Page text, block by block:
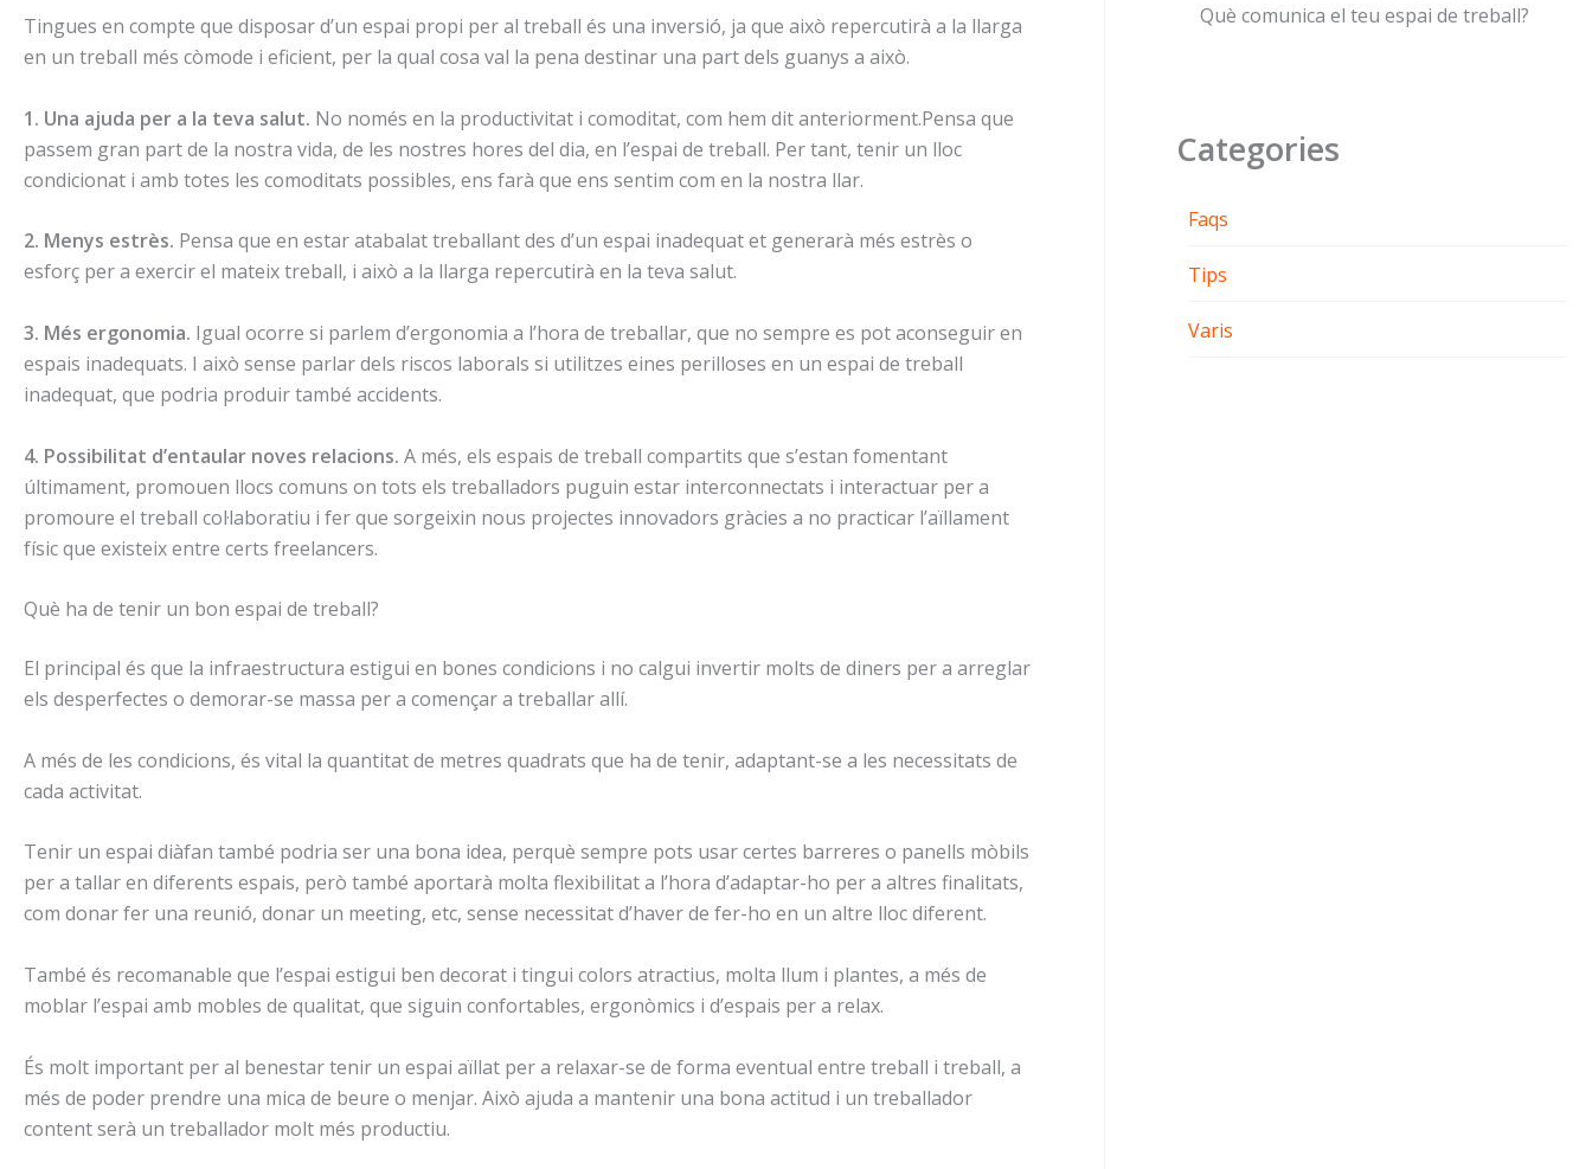
Tingues en compte que disposar d’un espai propi per al treball és una inversió, ja que això repercutirà a la llarga
en un treball més còmode i eficient, per la qual cosa val la pena destinar una part dels guanys a això.
1. Una ajuda per a la teva salut. No només en la productivitat i comoditat, com hem dit anteriorment.Pensa que
passem gran part de la nostra vida, de les nostres hores del dia, en l’espai de treball. Per tant, tenir un lloc
condicionat i amb totes les comoditats possibles, ens farà que ens sentim com en la nostra llar.
2. Menys estrès. Pensa que en estar atabalat treballant des d’un espai inadequat et generarà més estrès o
esforç per a exercir el mateix treball, i això a la llarga repercutirà en la teva salut.
3. Més ergonomia. Igual ocorre si parlem d’ergonomia a l’hora de treballar, que no sempre es pot aconseguir en
espais inadequats. I això sense parlar dels riscos laborals si utilitzes eines perilloses en un espai de treball
inadequat, que podria produir també accidents.
4. Possibilitat d’entaular noves relacions. A més, els espais de treball compartits que s’estan fomentant
últimament, promouen llocs comuns on tots els treballadors puguin estar interconnectats i interactuar per a
promoure el treball col·laboratiu i fer que sorgeixin nous projectes innovadors gràcies a no practicar l’aïllament
físic que existeix entre certs freelancers.
Què ha de tenir un bon espai de treball?
El principal és que la infraestructura estigui en bones condicions i no calgui invertir molts de diners per a arreglar
els desperfectes o demorar-se massa per a començar a treballar allí.
A més de les condicions, és vital la quantitat de metres quadrats que ha de tenir, adaptant-se a les necessitats de
cada activitat.
Tenir un espai diàfan també podria ser una bona idea, perquè sempre pots usar certes barreres o panells mòbils
per a tallar en diferents espais, però també aportarà molta flexibilitat a l’hora d’adaptar-ho per a altres finalitats,
com donar fer una reunió, donar un meeting, etc, sense necessitat d’haver de fer-ho en un altre lloc diferent.
També és recomanable que l’espai estigui ben decorat i tingui colors atractius, molta llum i plantes, a més de
moblar l’espai amb mobles de qualitat, que siguin confortables, ergonòmics i d’espais per a relax.
És molt important per al benestar tenir un espai aïllat per a relaxar-se de forma eventual entre treball i treball, a
més de poder prendre una mica de beure o menjar. Això ajuda a mantenir una bona actitud i un treballador
content serà un treballador molt més productiu.
Què comunica el teu espai de treball?
Categories
Faqs
Tips
Varis